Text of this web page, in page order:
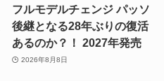
フルモデルチェンジ パッソ
後継となる28年ぶりの復活
あるのか？！ 2027年発売
2026年8月8日